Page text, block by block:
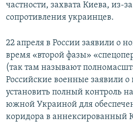
частности, захвата Киева, из-
сопротивления украинцев.
22 апреля в России заявили о
время «второй фазы»
(так там называют
Российские военные заявили
установить полный контроль
южной Украиной для
коридора в аннексированный